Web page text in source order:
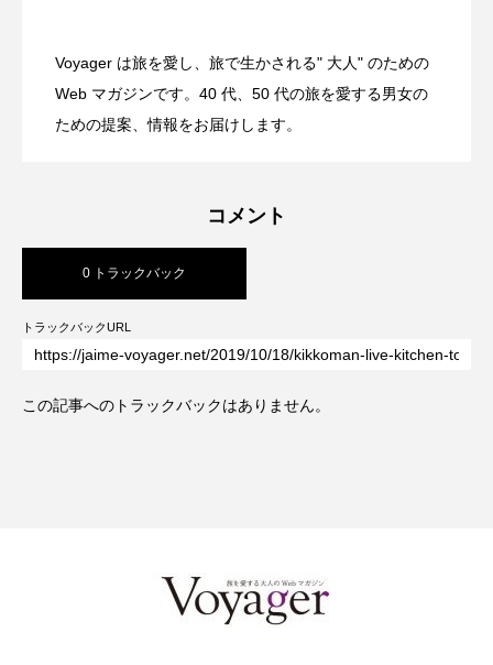
Voyager は旅を愛し、旅で生かされる" 大人" のための
Web マガジンです。40 代、50 代の旅を愛する男女の
ための提案、情報をお届けします。
Resort 東京ベイ舞浜
今年の夏はラグジュアリーなBBQ体験
2026.07.26 渋谷の真ん中に誕生！築50年のヴィンテ
ンバージョンが際立つSHIFT HOTEL
コメント
0 トラックバック
トラックバックURL
この記事へのトラックバックはありません。